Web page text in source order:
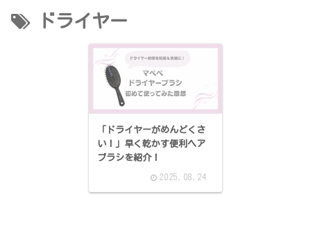
ドライヤー
「ドライヤーがめんどくさ
い！」早く乾かす便利ヘア
ブラシを紹介！
2025.08.24